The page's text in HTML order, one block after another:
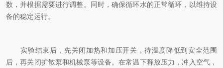
数，并根据需要进行调整。同时，确保循环水的正常循环，以维持设
备的稳定运行。
实验结束后，先关闭加热和加压开关，待温度降低到安全范围
后，再关闭扩散泵和机械泵等设备。在常温下释放压力，冲入空气，